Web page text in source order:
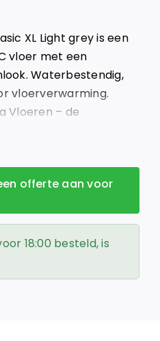
XL Light grey is een
vloer met een
Waterbestendig,
vloerverwarming.
Vloeren – de
van Nederland!
offerte aan voor
18:00 besteld, is